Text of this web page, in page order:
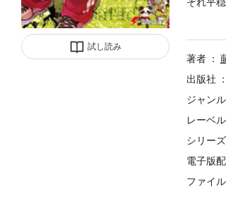
試し読み
は再び
著者
出版社
ジャンル
レーベル
シリーズ
電子版
ファイ